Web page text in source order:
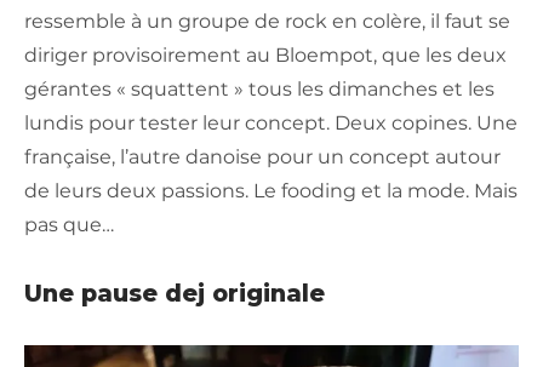
ressemble à un groupe de rock en colère, il faut se
diriger provisoirement au Bloempot, que les deux
gérantes « squattent » tous les dimanches et les
lundis pour tester leur concept. Deux copines. Une
française, l’autre danoise pour un concept autour
de leurs deux passions. Le fooding et la mode. Mais
pas que…
Une pause dej originale